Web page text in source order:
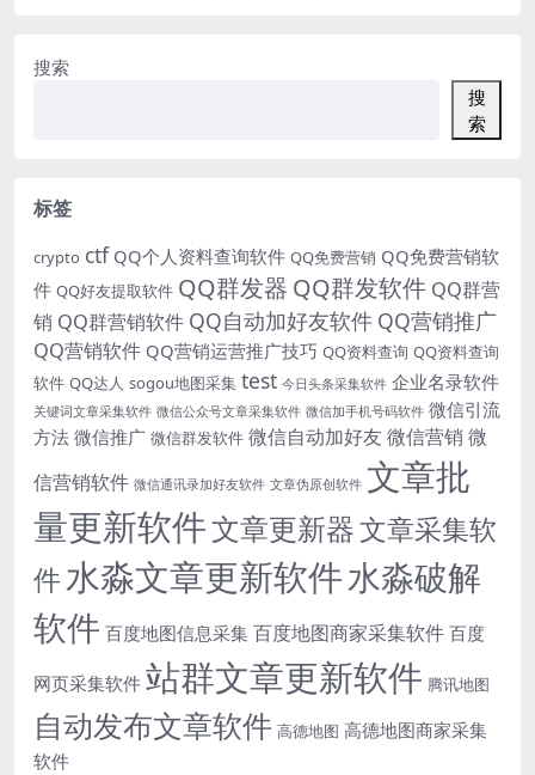
搜索
搜
索
标签
crypto ctf QQ个人资料查询软件 QQ免费营销 QQ免费营销软
件 QQ好友提取软件 QQ群发器 QQ群发软件 QQ群营
销 QQ群营销软件 QQ自动加好友软件 QQ营销推广
QQ营销软件 QQ营销运营推广技巧 QQ资料查询 QQ资料查询
软件 QQ达人 sogou地图采集 test 今日头条采集软件 企业名录软件
关键词文章采集软件 微信公众号文章采集软件 微信加手机号码软件 微信引流
方法 微信推广 微信群发软件 微信自动加好友 微信营销 微
信营销软件 微信通讯录加好友软件 文章伪原创软件 文章批
量更新软件文章更新器文章采集软
件水淼文章更新软件水淼破解
软件 百度地图信息采集 百度地图商家采集软件 百度
网页采集软件 站群文章更新软件 腾讯地图
自动发布文章软件 高德地图 高德地图商家采集
软件